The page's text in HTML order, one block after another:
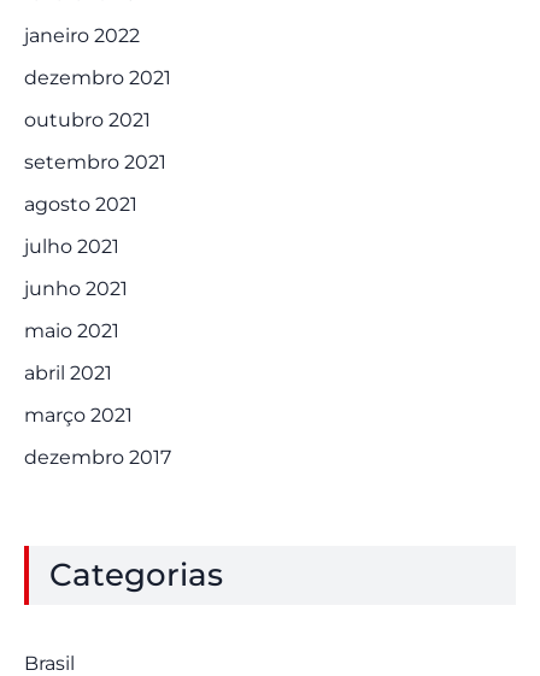
janeiro 2022
dezembro 2021
outubro 2021
setembro 2021
agosto 2021
julho 2021
junho 2021
maio 2021
abril 2021
março 2021
dezembro 2017
Categorias
Brasil